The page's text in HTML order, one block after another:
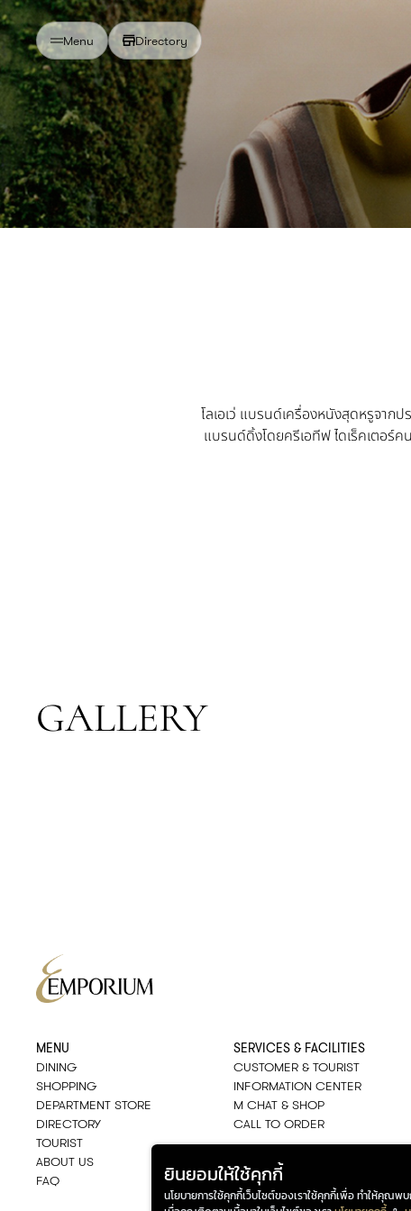
ยินยอมให้ใช้คุกกี้
นโยบายการใช้คุกกี้เว็บไซต์ของเราใช้คุกกี้เพื่อ ทำให้คุณ
Menu Directory
โลเอเว่ แบรนด์เครื่องหนังสุดหรูจาก
แบรนด์ดิ้งโดยครีเอทีฟ ไดเร็คเตอร์
GALLERY
MENU
DINING
SHOPPING
DEPARTMENT STORE
DIRECTORY
TOURIST
ABOUT US
FAQ
SERVICES & FACILITIES
CUSTOMER & TOURIST
INFORMATION CENTER
M CHAT & SHOP
CALL TO ORDER